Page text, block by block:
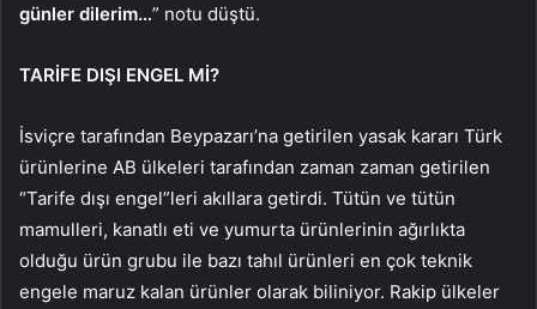
günler dilerim…” notu düştü.
TARİFE DIŞI ENGEL Mİ?
İsviçre tarafından Beypazarı’na getirilen yasak kararı Türk
ürünlerine AB ülkeleri tarafından zaman zaman getirilen
“Tarife dışı engel”leri akıllara getirdi. Tütün ve tütün
mamulleri, kanatlı eti ve yumurta ürünlerinin ağırlıkta
olduğu ürün grubu ile bazı tahıl ürünleri en çok teknik
engele maruz kalan ürünler olarak biliniyor. Rakip ülkeler